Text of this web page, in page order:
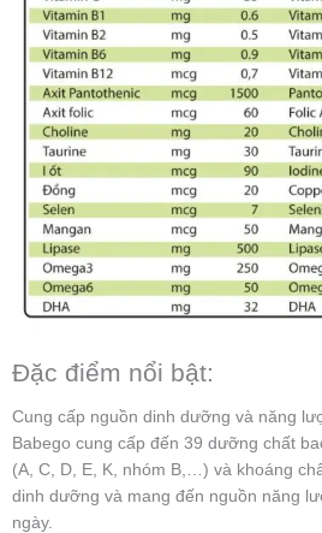
Đặc điểm nổi bật:
Cung cấp nguồn dinh dưỡng và năng
Babego cung cấp đến 39 dưỡng chất
(A, C, D, E, K, nhóm B,…) và khoáng
dinh dưỡng và mang đến nguồn năng
ngày.